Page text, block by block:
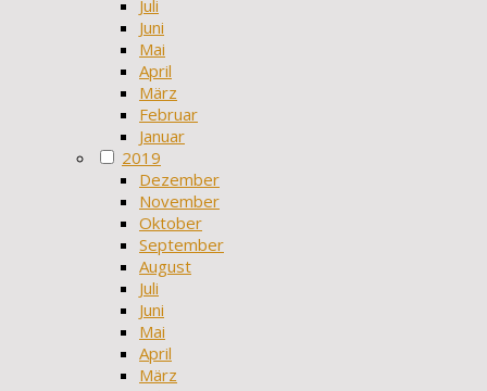
Juli
Juni
Mai
April
März
Februar
Januar
2019
Dezember
November
Oktober
September
August
Juli
Juni
Mai
April
März